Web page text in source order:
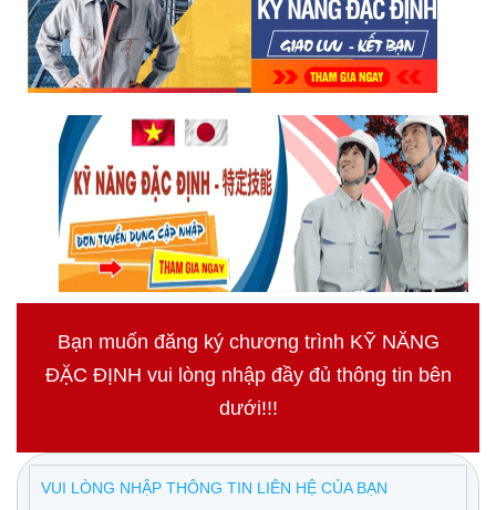
Bạn muốn đăng ký chương trình KỸ NĂNG
ĐẶC ĐỊNH vui lòng nhập đầy đủ thông tin bên
dưới!!!
VUI LÒNG NHẬP THÔNG TIN LIÊN HỆ CỦA BẠN